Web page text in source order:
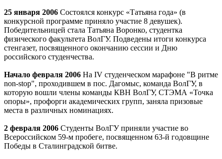
25 января 2006 Состоялся конкурс «Татьяна года» (в
конкурсной программе приняло участие 8 девушек).
Победительницей стала Татьяна Воронко, студентка
физического факультета ВолГУ. Подведены итоги конкурса
стенгазет, посвященного окончанию сессии и Дню
российского студенчества.
Начало февраля 2006 На IV студенческом марафоне "В ритме
non-stop", проходившем в пос. Дагомыс, команда ВолГУ, в
которую вошли члены команды КВН ВолГУ, СТЭМА «Точка
опоры», профорги академических групп, заняла призовые
места в различных номинациях.
2 февраля 2006 Студенты ВолГУ приняли участие во
Всероссийском 59-м пробеге, посвященном 63-й годовщине
Победы в Сталинградской битве.